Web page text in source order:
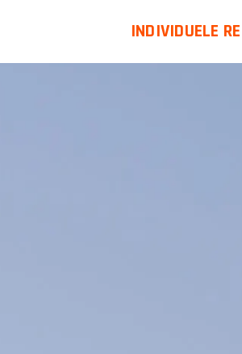
INDIVIDUELE